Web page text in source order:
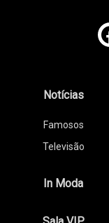
Notícias
Famosos
Televisão
In Moda